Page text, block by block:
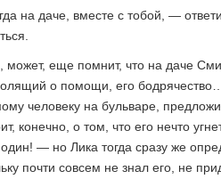
на даче, вместе с тобой, —
может, еще помнит, что на даче
о помощи, его
человеку на бульваре,
конечно, о том, что его нечто
один! — но Лика тогда сразу же
почти совсем не знал его, не